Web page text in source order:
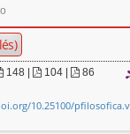
148 | 104 | 86
10.25100/